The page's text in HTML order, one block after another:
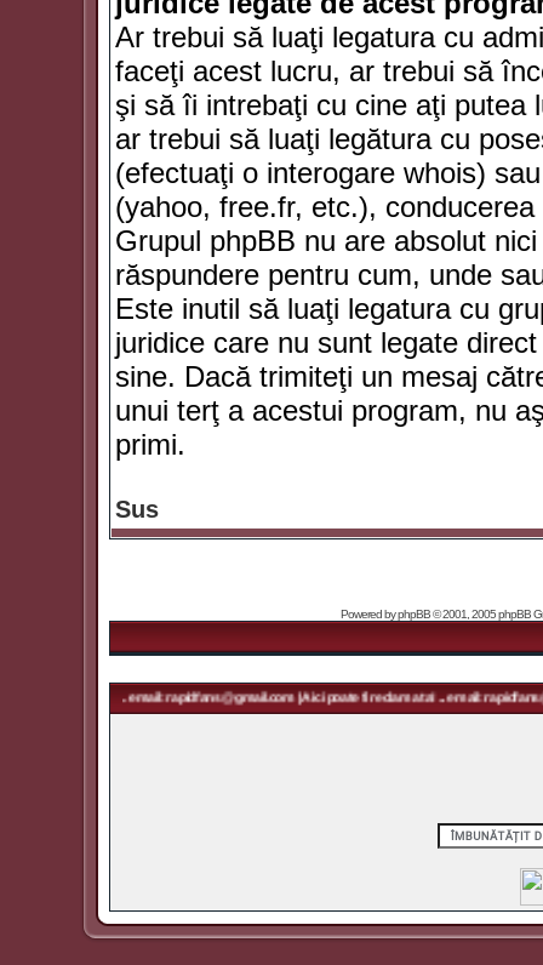
Ar trebui să luaţi legatura cu
faceţi acest lucru, ar trebui să
şi să îi intrebaţi cu cine aţi putea
ar trebui să luaţi legătura cu
(efectuaţi o interogare whois)
(yahoo, free.fr, etc.),
Grupul phpBB nu are absolut
răspundere pentru cum, unde
Este inutil să luaţi legatura cu
juridice care nu sunt legate
sine. Dacă trimiteţi un mesaj
unui terţ a acestui program, nu
primi.
Sus
Powered byphpBB© 2001, 2005 phpBB
... email: rapidfans@gmail.com | Aici poate fi reclama ta! ... email: rapidfans@gmail.com